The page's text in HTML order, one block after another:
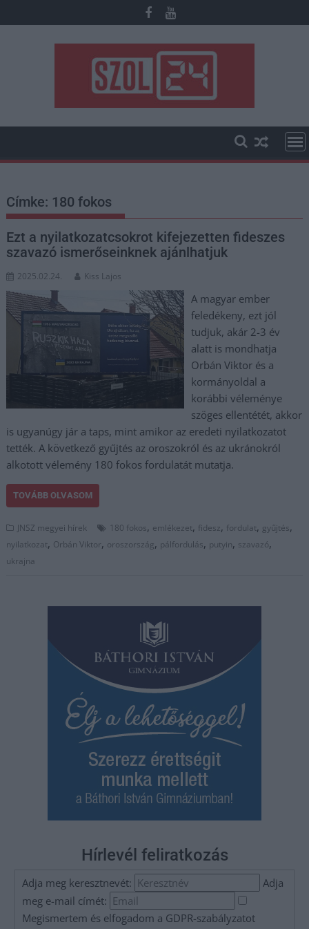
to
Címke: 180 fokos
Ezt a nyilatkozatcsokrot kifejezetten fideszes
szavazó ismerőseinknek ajánlhatjuk
2025.02.24. Kiss Lajos
A magyar ember
feledékeny, ezt jól
tudjuk, akár 2-3 év
alatt is mondhatja
Orbán Viktor és a
kormányoldal a
korábbi véleménye
szöges ellentétét, akkor
is ugyanúgy jár a taps, mint amikor az eredeti nyilatkozatot
tették. A következő gyűjtés az oroszokról és az ukránokról
alkotott vélemény 180 fokos fordulatát mutatja.
TOVÁBB OLVASOM
JNSZ megyei hírek 180 fokos, emlékezet, fidesz, fordulat, gyűjtés,
nyilatkozat, Orbán Viktor, oroszország, pálfordulás, putyin, szavazó,
ukrajna
Hírlevél feliratkozás
Adja meg keresztnevét:
Adja
meg e-mail címét:
Megismertem és elfogadom a GDPR-szabályzatot